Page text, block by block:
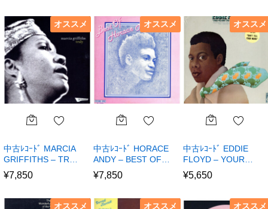
オススメ
中古ﾚｺｰﾄﾞ MARCIA
GRIFFITHS – TR…
¥7,850
オススメ
中古ﾚｺｰﾄﾞ HORACE
ANDY – BEST OF…
¥7,850
オススメ
中古ﾚｺｰﾄﾞ EDDIE
FLOYD – YOUR…
¥5,650
オススメ オススメ オススメ